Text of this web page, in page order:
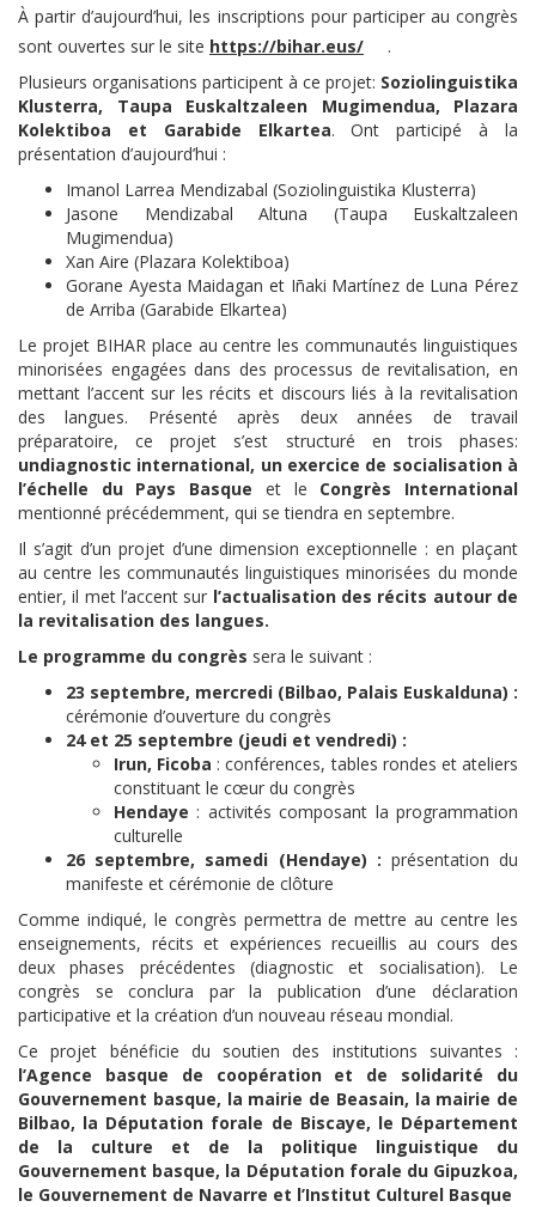
À partir d’aujourd’hui, les inscriptions pour participer au congrès
sont ouvertes sur le site https://bihar.eus/
.
Plusieurs organisations participent à ce projet: Soziolinguistika
Klusterra, Taupa Euskaltzaleen Mugimendua, Plazara
Kolektiboa et Garabide Elkartea. Ont participé à la
présentation d’aujourd’hui :
Imanol Larrea Mendizabal (Soziolinguistika Klusterra)
Jasone Mendizabal Altuna (Taupa Euskaltzaleen
Mugimendua)
Xan Aire (Plazara Kolektiboa)
Gorane Ayesta Maidagan et Iñaki Martínez de Luna Pérez
de Arriba (Garabide Elkartea)
Le projet BIHAR place au centre les communautés linguistiques
minorisées engagées dans des processus de revitalisation, en
mettant l’accent sur les récits et discours liés à la revitalisation
des langues. Présenté après deux années de travail
préparatoire, ce projet s’est structuré en trois phases:
undiagnostic international, un exercice de socialisation à
l’échelle du Pays Basque et le Congrès International
mentionné précédemment, qui se tiendra en septembre.
Il s’agit d’un projet d’une dimension exceptionnelle : en plaçant
au centre les communautés linguistiques minorisées du monde
entier, il met l’accent sur l’actualisation des récits autour de
la revitalisation des langues.
Le programme du congrès sera le suivant :
23 septembre, mercredi (Bilbao, Palais Euskalduna) :
cérémonie d’ouverture du congrès
24 et 25 septembre (jeudi et vendredi) :
Irun, Ficoba : conférences, tables rondes et ateliers
constituant le cœur du congrès
Hendaye : activités composant la programmation
culturelle
26 septembre, samedi (Hendaye) : présentation du
manifeste et cérémonie de clôture
Comme indiqué, le congrès permettra de mettre au centre les
enseignements, récits et expériences recueillis au cours des
deux phases précédentes (diagnostic et socialisation). Le
congrès se conclura par la publication d’une déclaration
participative et la création d’un nouveau réseau mondial.
Ce projet bénéficie du soutien des institutions suivantes :
l’Agence basque de coopération et de solidarité du
Gouvernement basque, la mairie de Beasain, la mairie de
Bilbao, la Députation forale de Biscaye, le Département
de la culture et de la politique linguistique du
Gouvernement basque, la Députation forale du Gipuzkoa,
le Gouvernement de Navarre et l’Institut Culturel Basque